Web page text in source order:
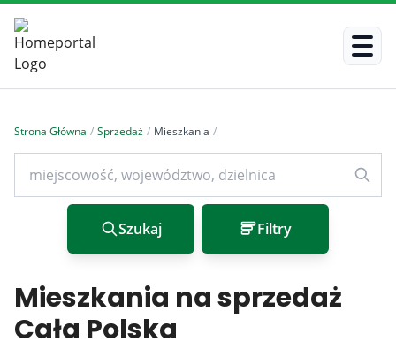
Strona Główna / Sprzedaż / Mieszkania /
Szukaj Filtry
Mieszkania na sprzedaż
Cała Polska